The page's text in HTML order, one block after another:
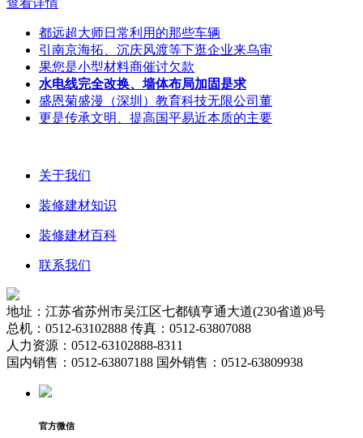
查看详情
都远超大师日常利用的那些车辆
引南京海拓、沉庆风渡等下逛企业来乌审
果您是小型材料商催讨欠款
水电线完全改换、墙体布局加固是求
盛恩菊盛漫（深圳）教育科技无限公司董
更是传承文明、提高国平易近本质的主要
关于我们
装修建材知识
装修建材百科
联系我们
地址：江苏省苏州市吴江区七都镇亨通大道(230省道)8号
总机：0512-63102888 传真：0512-63807088
人力资源：0512-63102888-8311
国内销售：0512-63807188 国外销售：0512-63809938
官方微信